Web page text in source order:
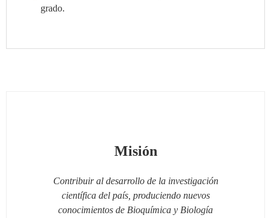
grado.
Misión
Contribuir al desarrollo de la investigación
científica del país, produciendo nuevos
conocimientos de Bioquímica y Biología